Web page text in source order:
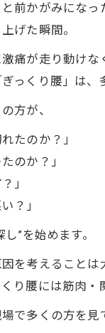
前かがみになっ
げた瞬間。
痛が走り動けなく
っくり腰」は、
方が、
たのか？」
のか？」
」
？」
し”を始めます。
を考えることは
り腰には筋肉・
で多くの方を見